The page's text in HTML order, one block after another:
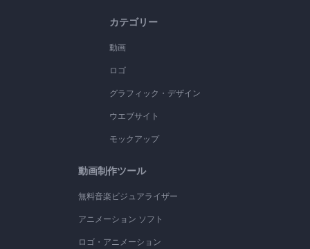
カテゴリー
動画
ロゴ
グラフィック・デザイン
ウエブサイト
モックアップ
動画制作ツール
無料音楽ビジュアライザー
アニメーション ソフト
ロゴ・アニメーション